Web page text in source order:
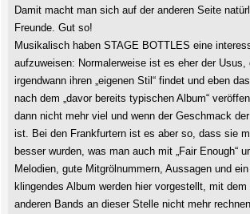
Damit macht man sich auf der anderen Seite
Freunde. Gut so!
Musikalisch haben STAGE BOTTLES eine
aufzuweisen: Normalerweise ist es eher der Usus,
irgendwann ihren „eigenen Stil“ findet und eben
nach dem „davor bereits typischen Album“
dann nicht mehr viel und wenn der Geschmack
ist. Bei den Frankfurtern ist es aber so, dass sie
besser wurden, was man auch mit „Fair Enough“
Melodien, gute Mitgrölnummern, Aussagen und
klingendes Album werden hier vorgestellt, mit
anderen Bands an dieser Stelle nicht mehr